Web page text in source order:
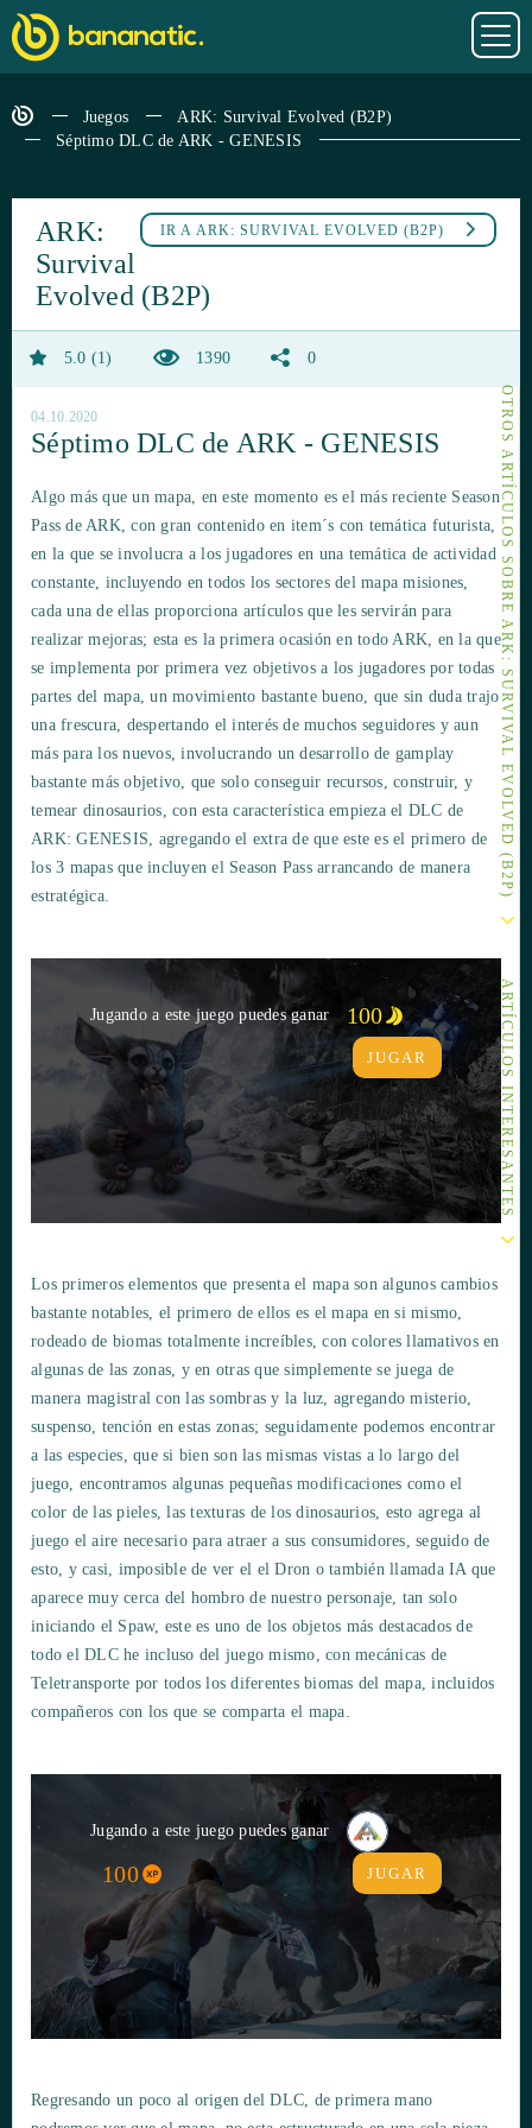
Juegos
ARK: Survival Evolved (B2P)
Séptimo DLC de ARK - GENESIS
OTROS ARTÍCULOS SOBRE ARK: SURVIVAL EVOLVED (B2P)
ARTÍCULOS INTERESANTES
IR A ARK: SURVIVAL EVOLVED (B2P)
ARK:
Survival
Evolved (B2P)
5.0 1 1390 0
04.10.2020
Séptimo DLC de ARK - GENESIS
Algo más que un mapa, en este momento es el más reciente Season
Pass de ARK, con gran contenido en item´s con temática futurista,
en la que se involucra a los jugadores en una temática de actividad
constante, incluyendo en todos los sectores del mapa misiones,
cada una de ellas proporciona artículos que les servirán para
realizar mejoras; esta es la primera ocasión en todo ARK, en la que
se implementa por primera vez objetivos a los jugadores por todas
partes del mapa, un movimiento bastante bueno, que sin duda trajo
una frescura, despertando el interés de muchos seguidores y aun
más para los nuevos, involucrando un desarrollo de gamplay
bastante más objetivo, que solo conseguir recursos, construir, y
temear dinosaurios, con esta característica empieza el DLC de
ARK: GENESIS, agregando el extra de que este es el primero de
los 3 mapas que incluyen el Season Pass arrancando de manera
estratégica.
Jugando a este juego puedes ganar 100
JUGAR
Los primeros elementos que presenta el mapa son algunos cambios
bastante notables, el primero de ellos es el mapa en si mismo,
rodeado de biomas totalmente increíbles, con colores llamativos en
algunas de las zonas, y en otras que simplemente se juega de
manera magistral con las sombras y la luz, agregando misterio,
suspenso, tención en estas zonas; seguidamente podemos encontrar
a las especies, que si bien son las mismas vistas a lo largo del
juego, encontramos algunas pequeñas modificaciones como el
color de las pieles, las texturas de los dinosaurios, esto agrega al
juego el aire necesario para atraer a sus consumidores, seguido de
esto, y casi, imposible de ver el el Dron o también llamada IA que
aparece muy cerca del hombro de nuestro personaje, tan solo
iniciando el Spaw, este es uno de los objetos más destacados de
todo el DLC he incluso del juego mismo, con mecánicas de
Teletransporte por todos los diferentes biomas del mapa, incluidos
compañeros con los que se comparta el mapa.
Jugando a este juego puedes ganar
100 JUGAR
Regresando un poco al origen del DLC, de primera mano